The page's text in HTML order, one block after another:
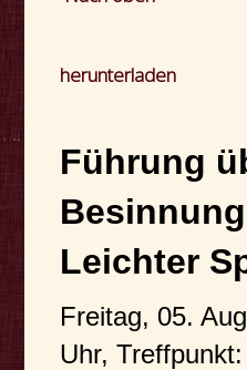
herunterladen
Führung
Leichter
Freitag, 05.
Uhr,